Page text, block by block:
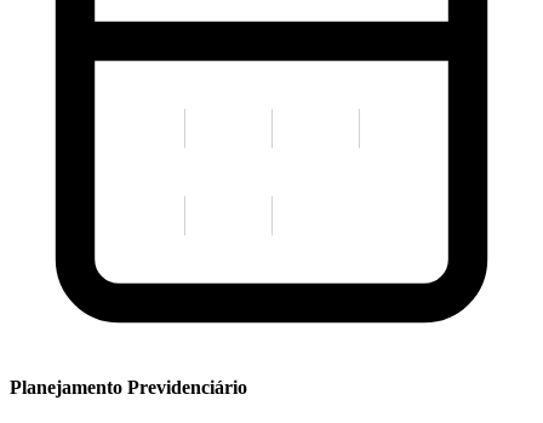
Planejamento Previdenciário